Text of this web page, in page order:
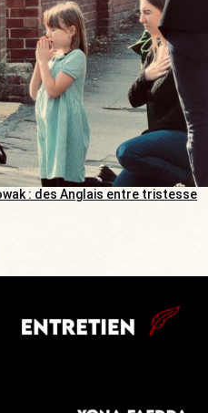
: des Anglais entre tristesse